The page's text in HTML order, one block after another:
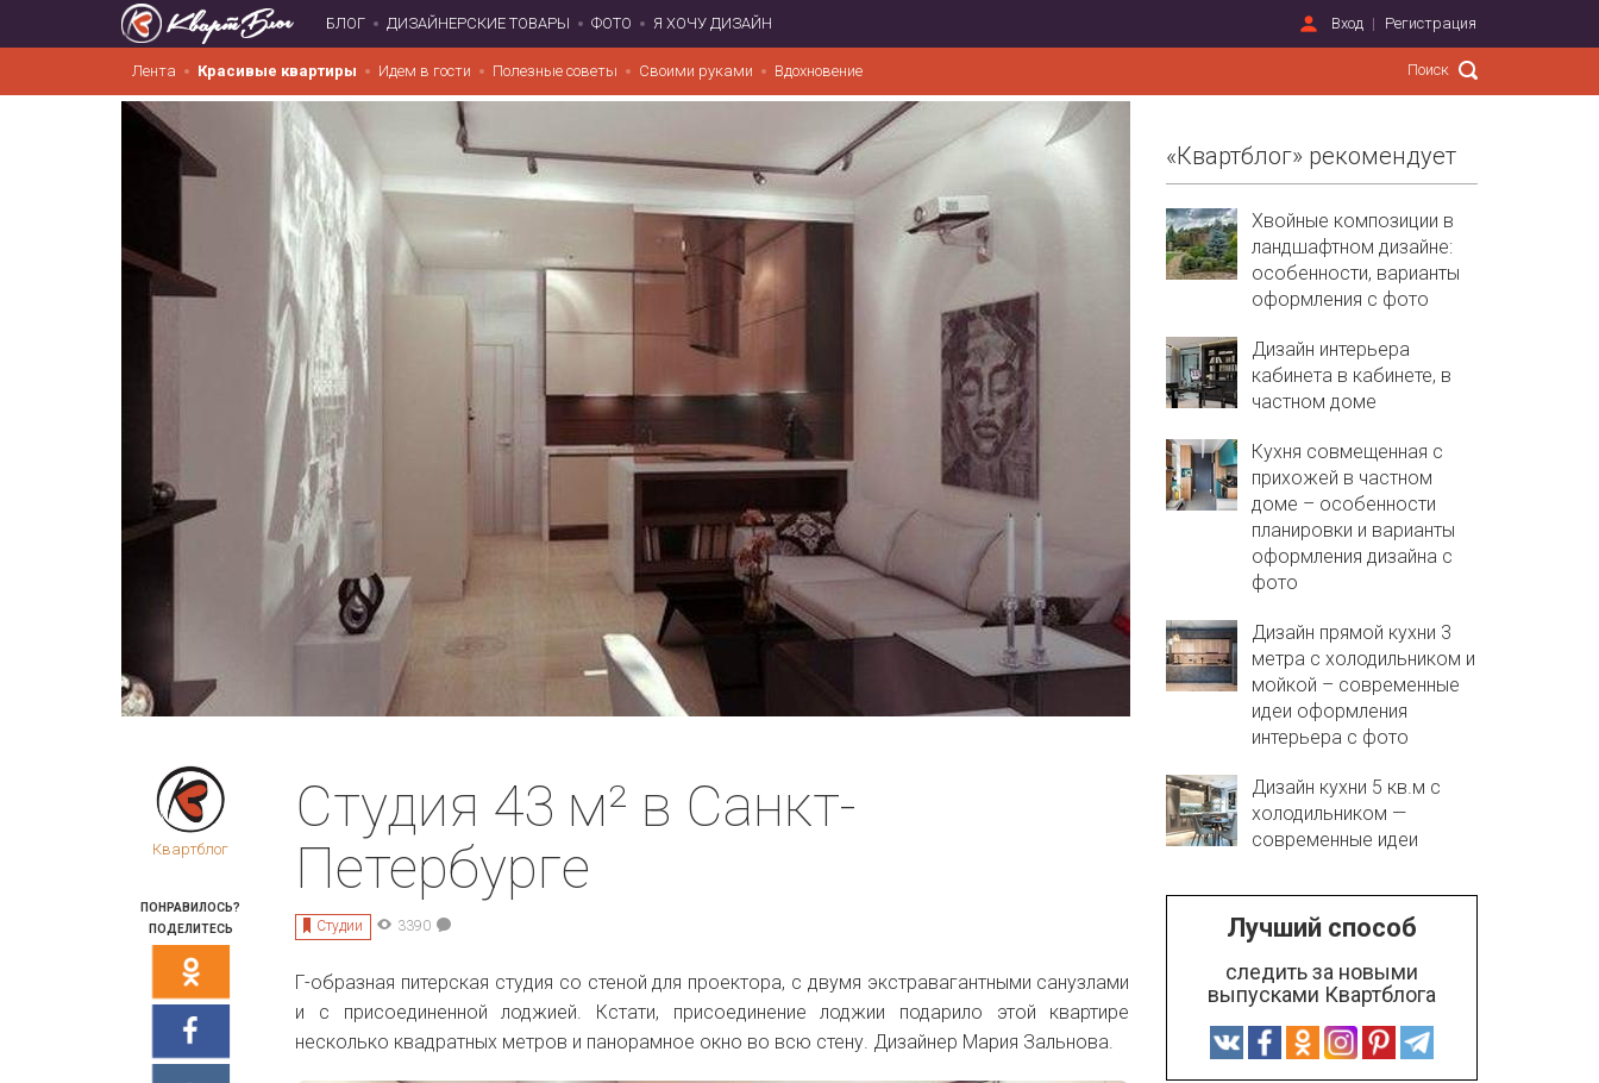
БЛОГ ДИЗАЙНЕРСКИЕ ТОВАРЫ ФОТО Я ХОЧУ ДИЗАЙН Вход Регистрация
Лента Красивые квартиры Идем в гости Полезные советы Своими руками Вдохновение
Квартблог
ПОНРАВИЛОСЬ?
ПОДЕЛИТЕСЬ
Студия 43 м² в Санкт-
Петербурге
Студии 3390
Г-образная питерская студия со стеной для проектора, с двумя экстравагантными санузлами
и с присоединенной лоджией. Кстати, присоединение лоджии подарило этой квартире
несколько квадратных метров и панорамное окно во всю стену. Дизайнер Мария Зальнова.
«Квартблог» рекомендует
Хвойные композиции в
ландшафтном дизайне:
особенности, варианты
оформления с фото
Дизайн интерьера
кабинета в кабинете, в
частном доме
Кухня совмещенная с
прихожей в частном
доме – особенности
планировки и варианты
оформления дизайна с
фото
Дизайн прямой кухни 3
метра с холодильником и
мойкой – современные
идеи оформления
интерьера с фото
Дизайн кухни 5 кв.м с
холодильником —
современные идеи
Лучший способ
следить за новыми
выпусками Квартблога